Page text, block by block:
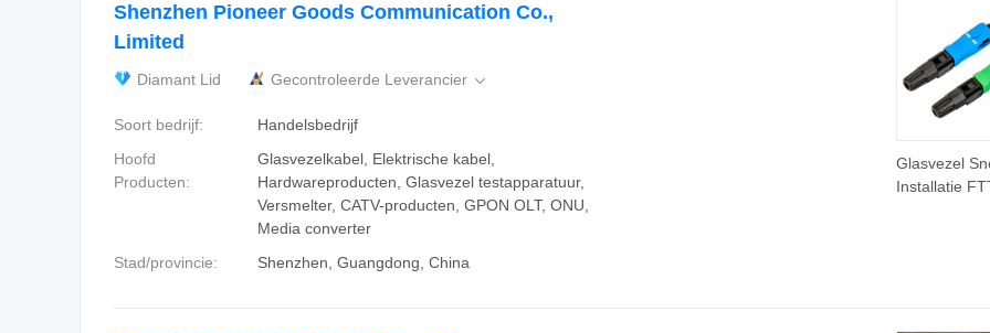
Glasvezel
Installatie
Shenzhen Pioneer Goods Communication Co.,
Limited
Diamant Lid Gecontroleerde Leverancier 
Soort bedrijf:
Handelsbedrijf
Hoofd
Producten:
Glasvezelkabel, Elektrische kabel,
Hardwareproducten, Glasvezel testapparatuur,
Versmelter, CATV-producten, GPON OLT, ONU,
Media converter
Stad/provincie:
Shenzhen, Guangdong, China